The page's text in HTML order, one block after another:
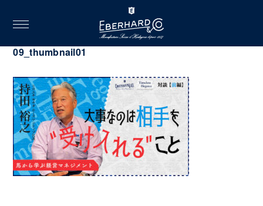
toggle
navigation
09_thumbnail01